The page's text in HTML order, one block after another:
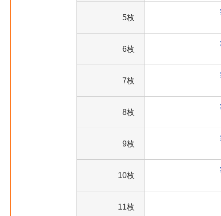
5枚
6枚
7枚
8枚
9枚
10枚
11枚